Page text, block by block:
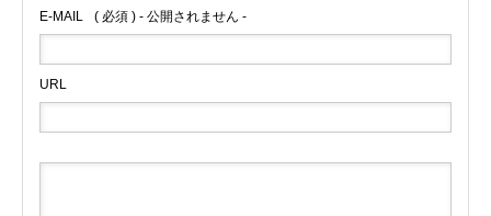
E-MAIL ( 必須 ) - 公開されません -
URL